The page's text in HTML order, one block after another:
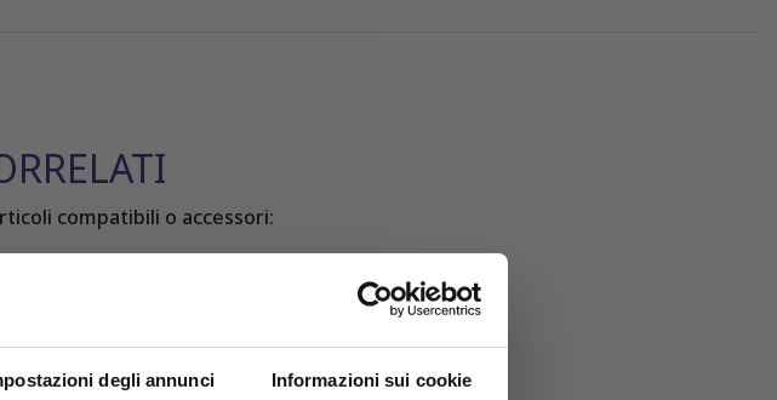
degli annunci Informazioni sui cookie
compatibili o accessori: